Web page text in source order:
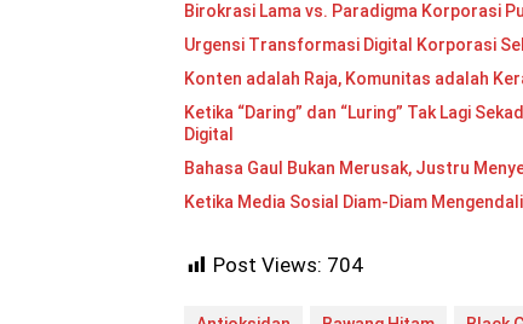
Birokrasi Lama vs. Paradigma Korporasi
Urgensi Transformasi Digital Korporasi
Konten adalah Raja, Komunitas adalah
Ketika “Daring” dan “Luring” Tak Lagi
Digital
Bahasa Gaul Bukan Merusak, Justru
Ketika Media Sosial Diam-Diam
Post Views: 704